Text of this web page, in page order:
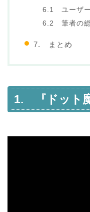
6.1 ユーザ
6.2 筆者の総
7. まとめ
1. 『ドット